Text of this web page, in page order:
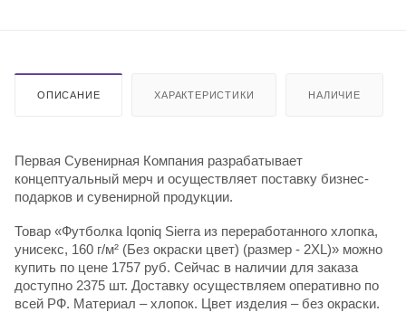
ОПИСАНИЕ ХАРАКТЕРИСТИКИ НАЛИЧИЕ
Первая Сувенирная Компания разрабатывает
концептуальный мерч и осуществляет поставку бизнес-
подарков и сувенирной продукции.
Товар «Футболка Iqoniq Sierra из переработанного хлопка,
унисекс, 160 г/м² (Без окраски цвет) (размер - 2XL)» можно
купить по цене 1757 руб. Сейчас в наличии для заказа
доступно 2375 шт. Доставку осуществляем оперативно по
всей РФ. Материал – хлопок. Цвет изделия – без окраски.